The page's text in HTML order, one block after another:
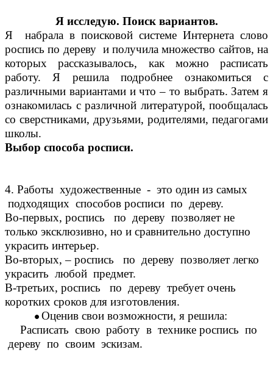
Я исследую. Поиск вариантов.
Я набрала в поисковой системе Интернета слово
роспись по дереву и получила множество сайтов, на
которых рассказывалось, как можно расписать
работу. Я решила подробнее ознакомиться с
различными вариантами и что – то выбрать. Затем я
ознакомилась с различной литературой, пообщалась
со сверстниками, друзьями, родителями, педагогами
школы.
Выбор способа росписи.
4. Работы художественные - это один из самых
подходящих способов росписи по дереву.
Во-первых, роспись по дереву позволяет не
только эксклюзивно, но и сравнительно доступно
украсить интерьер.
Во-вторых, – роспись по дереву позволяет легко
украсить любой предмет.
В-третьих, роспись по дереву требует очень
коротких сроков для изготовления.
Оценив свои возможности, я решила:
Расписать свою работу в технике роспись по
дереву по своим эскизам.